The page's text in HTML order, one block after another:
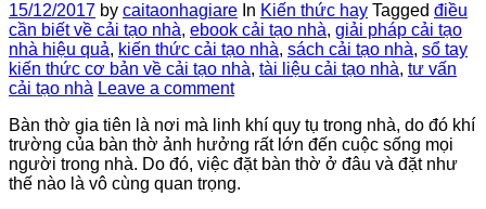
15/12/2017 by caitaonhagiare In Kiến thức hay Tagged điều
cần biết về cải tạo nhà, ebook cải tạo nhà, giải pháp cải tạo
nhà hiệu quả, kiến thức cải tạo nhà, sách cải tạo nhà, sổ tay
kiến thức cơ bản về cải tạo nhà, tài liệu cải tạo nhà, tư vấn
cải tạo nhà Leave a comment
Bàn thờ gia tiên là nơi mà linh khí quy tụ trong nhà, do đó khí
trường của bàn thờ ảnh hưởng rất lớn đến cuộc sống mọi
người trong nhà. Do đó, việc đặt bàn thờ ở đâu và đặt như
thế nào là vô cùng quan trọng.